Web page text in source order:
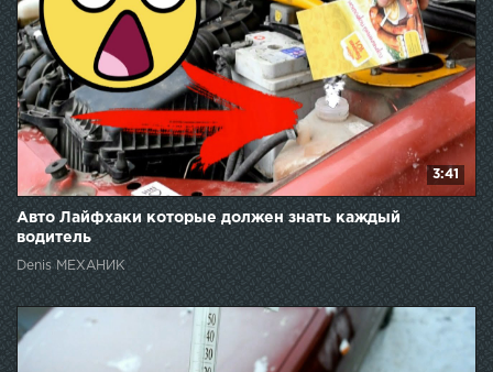
3:41
Авто Лайфхаки которые должен знать каждый
водитель
Denis МЕХАНИК